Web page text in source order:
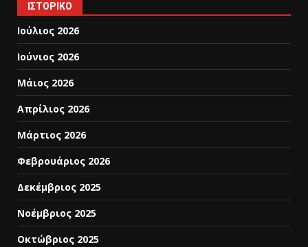
ΙΣΤΟΡΙΚΌ
Ιούλιος 2026
Ιούνιος 2026
Μάιος 2026
Απρίλιος 2026
Μάρτιος 2026
Φεβρουάριος 2026
Δεκέμβριος 2025
Νοέμβριος 2025
Οκτώβριος 2025